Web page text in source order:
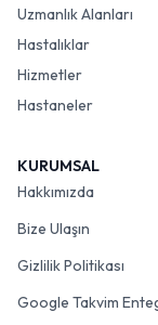
Uzmanlık Alanları
Hastalıklar
Hizmetler
Hastaneler
KURUMSAL
Hakkımızda
Bize Ulaşın
Gizlilik Politikası
Google Takvim